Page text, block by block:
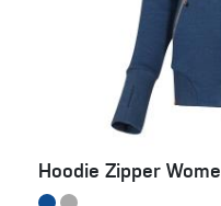
Hoodie Zipper